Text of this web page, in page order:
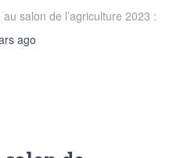
salon de l’agriculture 2023 :
ago